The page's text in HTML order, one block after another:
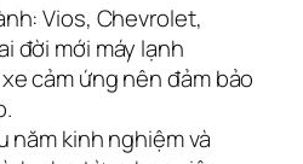
Vios, Chevrolet,
đời mới máy lạnh
cảm ứng nên đảm bảo
năm kinh nghiệm và